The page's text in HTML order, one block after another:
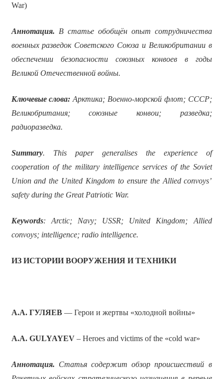
War)
Аннотация. В статье обобщён опыт сотрудничества
военных разведок Советского Союза и Великобритании в
обеспечении безопасности союзных конвоев в годы
Великой Отечественной войны.
Ключевые слова: Арктика; Военно-морской флот; СССР;
Великобритания; союзные конвои; разведка;
радиоразведка.
Summary. This paper generalises the experience of
cooperation of the military intelligence services of the Soviet
Union and the United Kingdom to ensure the Allied convoys’
safety during the Great Patriotic War.
Keywords: Arctic; Navy; USSR; United Kingdom; Allied
convoys; intelligence; radio intelligence.
ИЗ ИСТОРИИ ВООРУЖЕНИЯ И ТЕХНИКИ
А.А. ГУЛЯЕВ— Герои и жертвы «холодной войны»
A.A. GULYAYEV– Heroes and victims of the «cold war»
Аннотация. Статья содержит обзор происшествий в